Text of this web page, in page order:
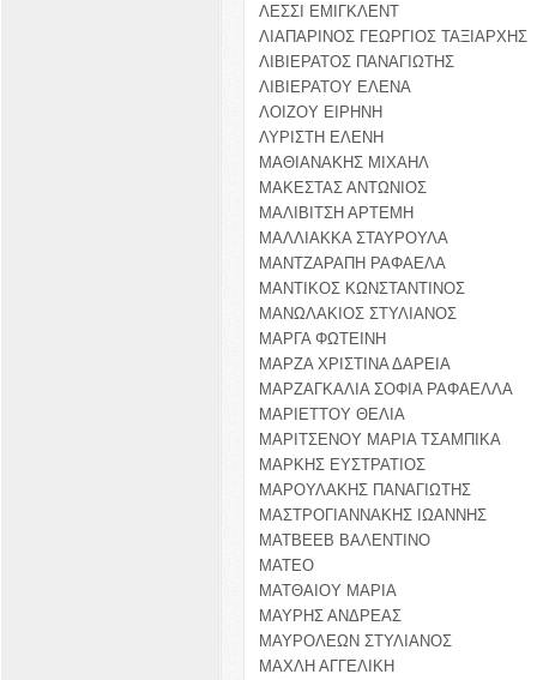
ΛΕΣΣΙ ΕΜΙΓΚΛΕΝΤ
ΛΙΑΠΑΡΙΝΟΣ ΓΕΩΡΓΙΟΣ ΤΑΞΙΑΡΧΗΣ
ΛΙΒΙΕΡΑΤΟΣ ΠΑΝΑΓΙΩΤΗΣ
ΛΙΒΙΕΡΑΤΟΥ ΕΛΕΝΑ
ΛΟΙΖΟΥ ΕΙΡΗΝΗ
ΛΥΡΙΣΤΗ ΕΛΕΝΗ
ΜΑΘΙΑΝΑΚΗΣ ΜΙΧΑΗΛ
ΜΑΚΕΣΤΑΣ ΑΝΤΩΝΙΟΣ
ΜΑΛΙΒΙΤΣΗ ΑΡΤΕΜΗ
ΜΑΛΛΙΑΚΚΑ ΣΤΑΥΡΟΥΛΑ
ΜΑΝΤΖΑΡΑΠΗ ΡΑΦΑΕΛΑ
ΜΑΝΤΙΚΟΣ ΚΩΝΣΤΑΝΤΙΝΟΣ
ΜΑΝΩΛΑΚΙΟΣ ΣΤΥΛΙΑΝΟΣ
ΜΑΡΓΑ ΦΩΤΕΙΝΗ
ΜΑΡΖΑ ΧΡΙΣΤΙΝΑ ΔΑΡΕΙΑ
ΜΑΡΖΑΓΚΑΛΙΑ ΣΟΦΙΑ ΡΑΦΑΕΛΛΑ
ΜΑΡΙΕΤΤΟΥ ΘΕΛΙΑ
ΜΑΡΙΤΣΕΝΟΥ ΜΑΡΙΑ ΤΣΑΜΠΙΚΑ
ΜΑΡΚΗΣ ΕΥΣΤΡΑΤΙΟΣ
ΜΑΡΟΥΛΑΚΗΣ ΠΑΝΑΓΙΩΤΗΣ
ΜΑΣΤΡΟΓΙΑΝΝΑΚΗΣ ΙΩΑΝΝΗΣ
ΜΑΤΒΕΕΒ ΒΑΛΕΝΤΙΝΟ
ΜΑΤΕΟ
ΜΑΤΘΑΙΟΥ ΜΑΡΙΑ
ΜΑΥΡΗΣ ΑΝΔΡΕΑΣ
ΜΑΥΡΟΛΕΩΝ ΣΤΥΛΙΑΝΟΣ
ΜΑΧΛΗ ΑΓΓΕΛΙΚΗ